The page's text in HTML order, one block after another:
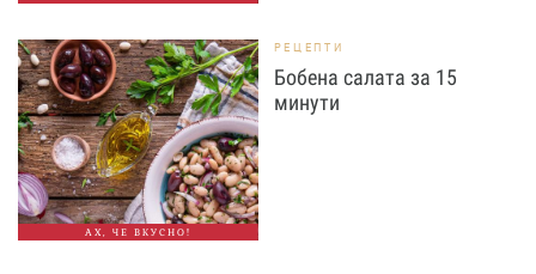
АХ, ЧЕ ВКУСНО!
РЕЦЕПТИ
Бобена салата за 15
минути